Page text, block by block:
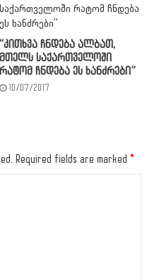
“კითხვა ჩნდება ალბათ,
მთელს საქართველოში
რატომ ჩნდება ეს ხანძრები”
10/07/2017
Required fields are marked *